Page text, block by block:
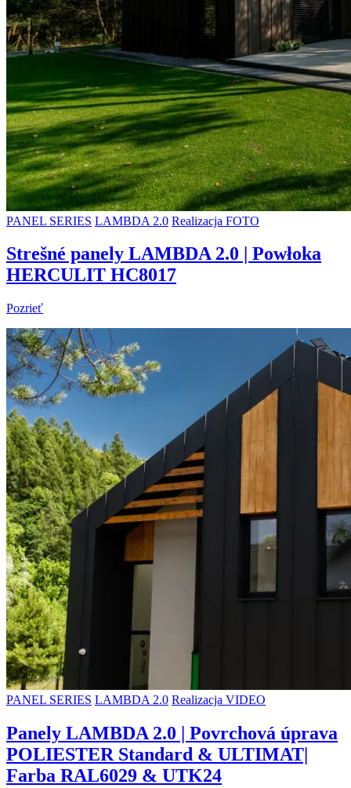
PANEL SERIES LAMBDA 2.0 Realizacja FOTO
Strešné panely LAMBDA 2.0 | Powłoka
HERCULIT HC8017
Pozrieť
PANEL SERIES LAMBDA 2.0 Realizacja VIDEO
Panely LAMBDA 2.0 | Povrchová úprava
POLIESTER Standard & ULTIMAT|
Farba RAL6029 & UTK24